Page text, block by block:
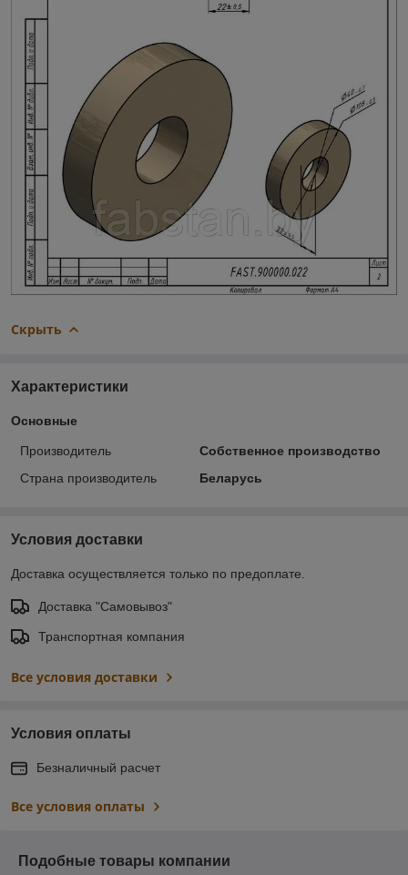
Скрыть
Характеристики
Основные
Производитель
Собственное производство
Страна производитель
Беларусь
Условия доставки
Доставка осуществляется только по предоплате.
Доставка "Самовывоз"
Транспортная компания
Все условия доставки
Условия оплаты
Безналичный расчет
Все условия оплаты
Подобные товары компании